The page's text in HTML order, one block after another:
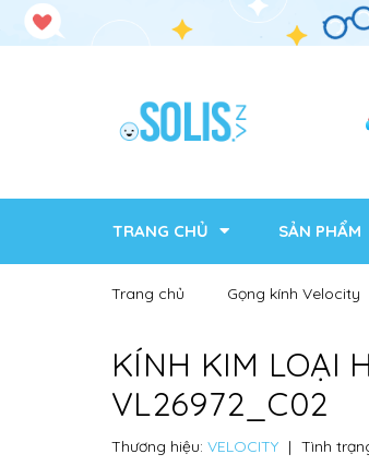
TRANG CHỦ SẢN PHẨM
Trang chủ Gọng kính Velocity
KÍNH KIM LOẠI
VL26972_C02
Thương hiệu: VELOCITY | Tình